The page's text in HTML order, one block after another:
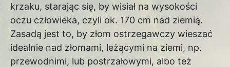
krzaku, starając się, by wisiał na wysokości
oczu człowieka, czyli ok. 170 cm nad ziemią.
Zasadą jest to, by złom ostrzegawczy wieszać
idealnie nad złomami, leżącymi na ziemi, np.
przewodnimi, lub postrzałowymi, albo też